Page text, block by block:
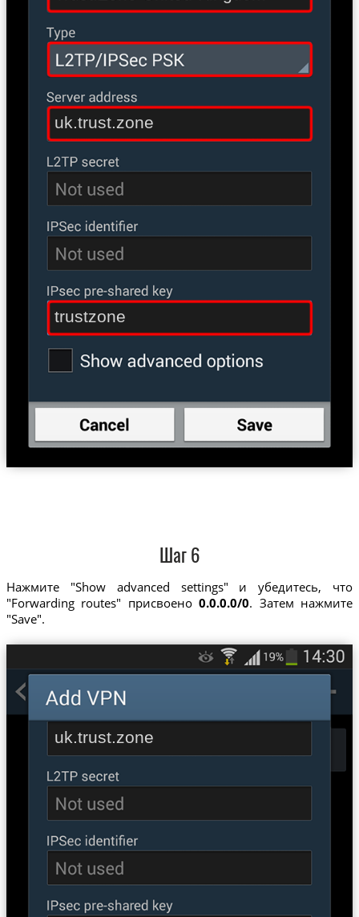
uk.trust.zone
trustzone
Шаг 6
Нажмите "Show advanced settings" и убедитесь, что
"Forwarding routes" присвоено0.0.0.0/0. Затем нажмите
"Save".
uk.trust.zone